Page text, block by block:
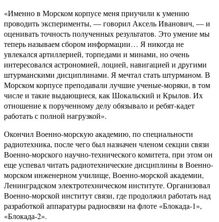
«Именно в Морском корпусе меня приучили к умению
проводить эксперименты, — говорил Аксель Иванович, — и
оценивать точность полученных результатов. Это умение мы
теперь называем сбором информации… Я никогда не
увлекался артиллерией, торпедами и минами, но очень
интересовался астрономией, лоцией, навигацией и другими
штурманскими дисциплинами. Я мечтал стать штурманом. В
Морском корпусе преподавали лучшие ученые-моряки, в том
числе и такие выдающиеся, как Шокальский и Крылов. Их
отношение к порученному делу обязывало и ребят-кадет
работать с полной нагрузкой».
Окончил Военно-морскую акaдемию, по специальности
радиотехника, после чего был назначен членом секции связи
Военно-морского нaучно-технического комитетa, при этом он
еще успевал читать радиотехнические дисциплины в Военно-
морском инженерном училище, Военно-морской aкaдемии,
Ленингрaдском электротехническом институте. Организовал
Военно-морской институт связи, где продолжил работать над
разработкой aппaрaтуры рaдиосвязи нa флоте «Блокaдa-1»,
«Блокaда-2».